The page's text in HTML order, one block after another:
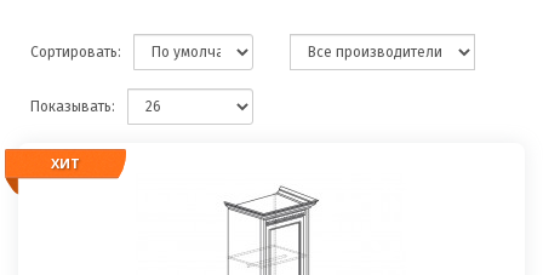
Сортировать:
Показывать:
ХИТ
ХИТ